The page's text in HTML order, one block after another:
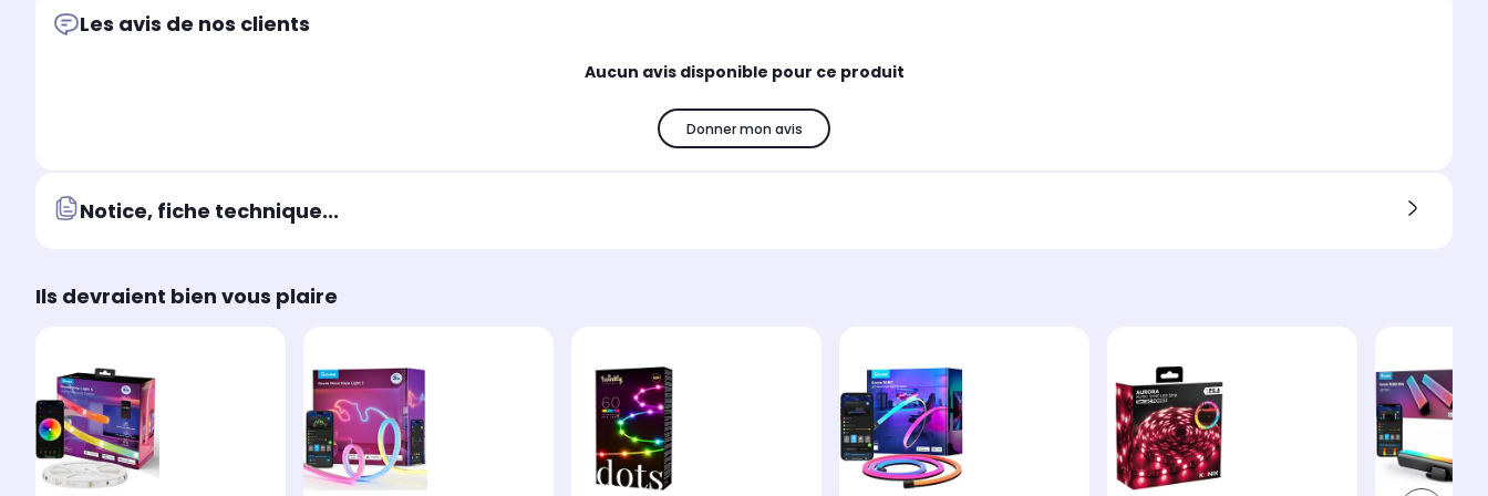
Les avis de nos clients
Aucun avis disponible pour ce produit
Donner mon avis
Notice, fiche technique...
Ils devraient bien vous plaire